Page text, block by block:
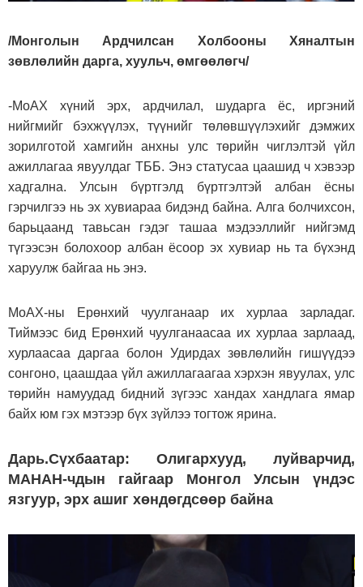
/Монголын Ардчилсан Холбооны Хяналтын
зөвлөлийн дарга, хуульч, өмгөөлөгч/
-МоАХ хүний эрх, ардчилал, шударга ёс, иргэний
нийгмийг бэхжүүлэх, түүнийг төлөвшүүлэхийг дэмжих
зорилготой хамгийн анхны улс төрийн чиглэлтэй үйл
ажиллагаа явуулдаг ТББ. Энэ статусаа цаашид ч хэвээр
хадгална. Улсын бүртгэлд бүртгэлтэй албан ёсны
гэрчилгээ нь эх хувиараа бидэнд байна. Алга болчихсон,
барьцаанд тавьсан гэдэг ташаа мэдээллийг нийгэмд
түгээсэн болохоор албан ёсоор эх хувиар нь та бүхэнд
харуулж байгаа нь энэ.
МоАХ-ны Ерөнхий чуулганаар их хурлаа зарладаг.
Тиймээс бид Ерөнхий чуулганаасаа их хурлаа зарлаад,
хурлаасаа даргаа болон Удирдах зөвлөлийн гишүүдээ
сонгоно, цаашдаа үйл ажиллагаагаа хэрхэн явуулах, улс
төрийн намуудад бидний зүгээс хандах хандлага ямар
байх юм гэх мэтээр бүх зүйлээ тогтож ярина.
Дарь.Сүхбаатар: Олигархууд, луйварчид,
МАНАН-чдын гайгаар Монгол Улсын үндэс
язгуур, эрх ашиг хөндөгдсөөр байна